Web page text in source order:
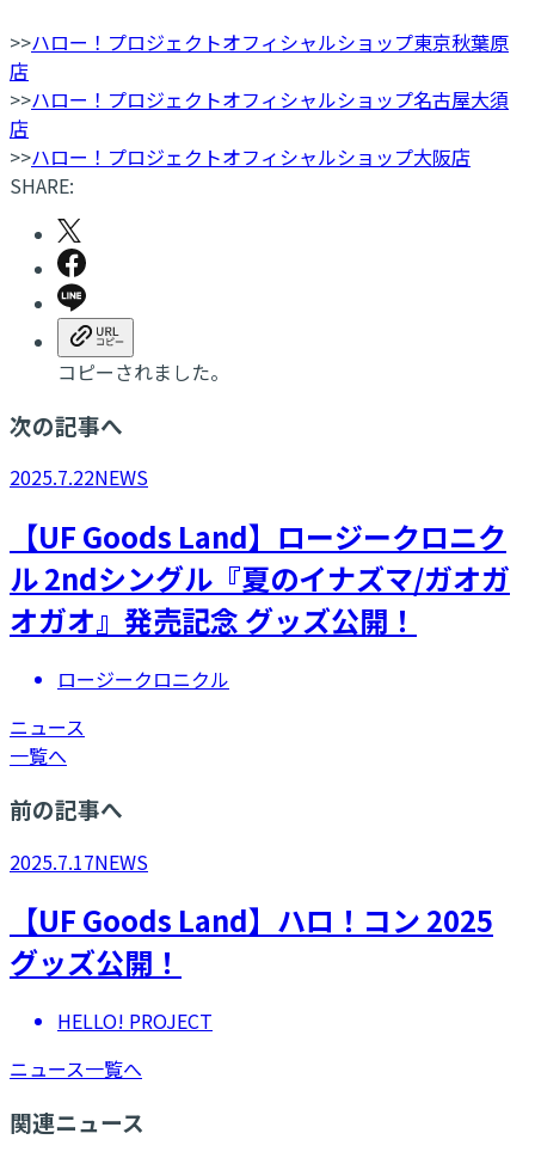
>>ハロー！プロジェクトオフィシャルショップ東京秋葉原
店
>>ハロー！プロジェクトオフィシャルショップ名古屋大須
店
>>ハロー！プロジェクトオフィシャルショップ大阪店
SHARE:
コピーされました。
次の記事へ
2025.7.22NEWS
【UF Goods Land】ロージークロニク
ル 2ndシングル『夏のイナズマ/ガオガ
オガオ』発売記念 グッズ公開！
ロージークロニクル
ニュース
一覧へ
前の記事へ
2025.7.17NEWS
【UF Goods Land】ハロ！コン 2025
グッズ公開！
HELLO! PROJECT
ニュース一覧へ
関連ニュース